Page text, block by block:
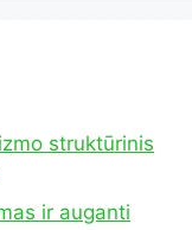
struktūrinis
ir auganti